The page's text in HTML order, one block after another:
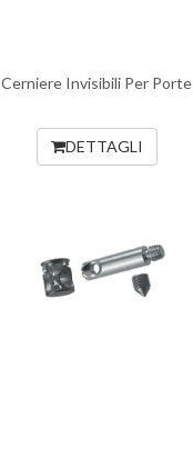
Cerniere Invisibili Per Porte
DETTAGLI